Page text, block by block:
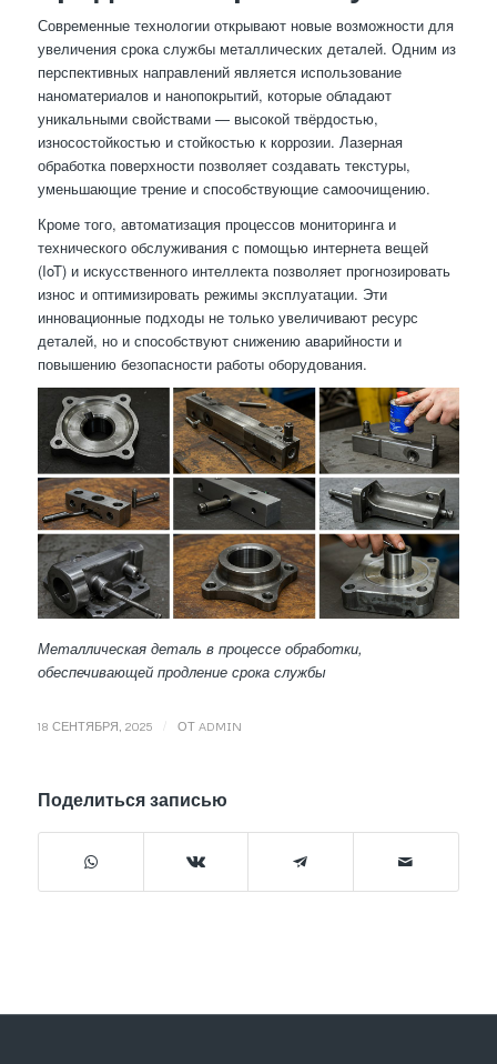
Современные технологии открывают новые возможности для
увеличения срока службы металлических деталей. Одним из
перспективных направлений является использование
наноматериалов и нанопокрытий, которые обладают
уникальными свойствами — высокой твёрдостью,
износостойкостью и стойкостью к коррозии. Лазерная
обработка поверхности позволяет создавать текстуры,
уменьшающие трение и способствующие самоочищению.
Кроме того, автоматизация процессов мониторинга и
технического обслуживания с помощью интернета вещей
(IoT) и искусственного интеллекта позволяет прогнозировать
износ и оптимизировать режимы эксплуатации. Эти
инновационные подходы не только увеличивают ресурс
деталей, но и способствуют снижению аварийности и
повышению безопасности работы оборудования.
Металлическая деталь в процессе обработки,
обеспечивающей продление срока службы
18 СЕНТЯБРЯ, 2025 ОТ ADMIN
Поделиться записью